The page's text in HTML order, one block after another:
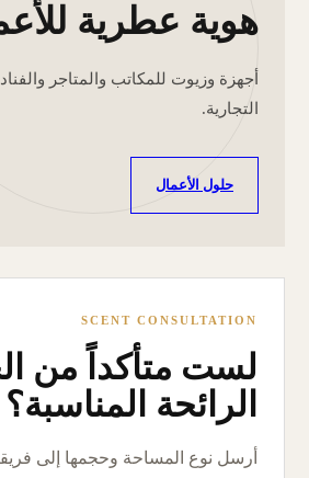
هوية عطرية
أجهزة وزيوت للمكاتب والمتاجر
التجارية.
حلول الأعمال
SCENT CONSULTATION
لست متأكداً من
الرائحة المناسبة؟
أرسل نوع المساحة وحجمها إلى